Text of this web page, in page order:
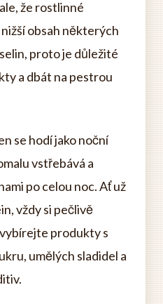
že rostlinné
obsah některých
proto je důležité
a dbát na pestrou
se hodí jako noční
vstřebává a
po celou noc. Ať už
vždy si pečlivě
produkty s
umělých sladidel a